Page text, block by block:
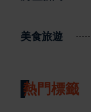
美食旅遊
熱門標籤